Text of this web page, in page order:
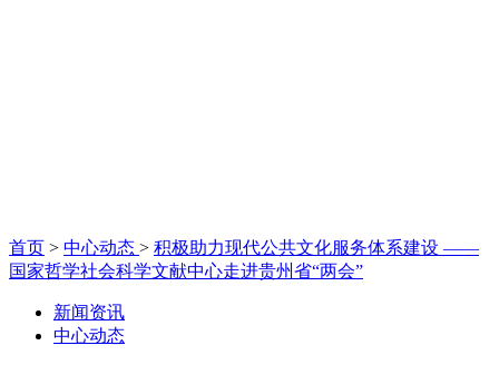
首页 > 中心动态 > 积极助力现代公共文化服务体系建设 ——
国家哲学社会科学文献中心走进贵州省“两会”
新闻资讯
中心动态